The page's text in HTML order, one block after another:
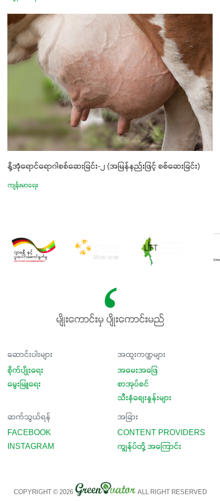
နို့အုံရောင်ရောဂါစစ်ဆေးခြင်း-၂ (အမြန်နည်းဖြင့် စစ်ဆေးခြင်း)
ကျန်းမာရေး
မျိုးကောင်းမှ ပျိုးကောင်းမည်
ဆောင်းပါးများ
စိုက်ပျိုးရေး
မွေးမြူရေး
အထူးကဏ္ဍများ
အမေးအဖြေ
စာအုပ်စင်
သီးနှံစျေးနှုန်းများ
ဆက်သွယ်ရန်
FACEBOOK
INSTAGRAM
အခြား
CONTENT PROVIDERS
ကျွန်ုပ်တို့ အကြောင်း
COPYRIGHT © 2026 ALL RIGHT RESERVED